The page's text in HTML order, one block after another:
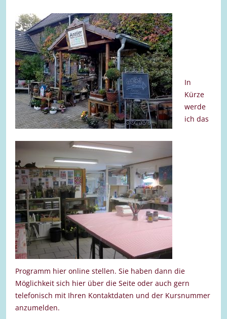
In
Kürze
werde
ich das
Programm hier online stellen. Sie haben dann die
Möglichkeit sich hier über die Seite oder auch gern
telefonisch mit Ihren Kontaktdaten und der Kursnummer
anzumelden.